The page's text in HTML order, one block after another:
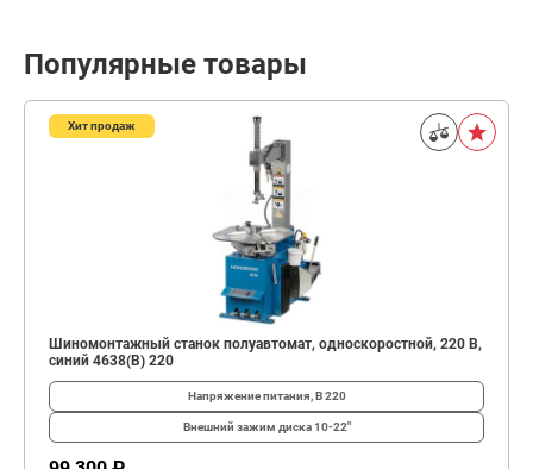
Популярные товары
Хит продаж
Шиномонтажный станок полуавтомат, односкоростной, 220 В,
синий 4638(B) 220
Напряжение питания, В220
Внешний зажим диска10-22"